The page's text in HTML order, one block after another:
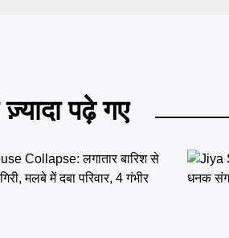
पढ़े गए